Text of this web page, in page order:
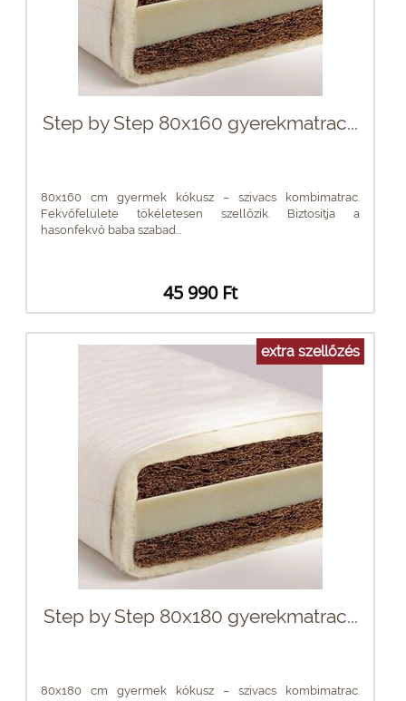
Step by Step 80x160 gyerekmatrac...
80x160 cm gyermek kókusz – szivacs kombimatrac.
Fekvőfelülete tökéletesen szellőzik. Biztosítja a
hasonfekvő baba szabad...
45 990 Ft
extra szellőzés
Step by Step 80x180 gyerekmatrac...
80x180 cm gyermek kókusz – szivacs kombimatrac.